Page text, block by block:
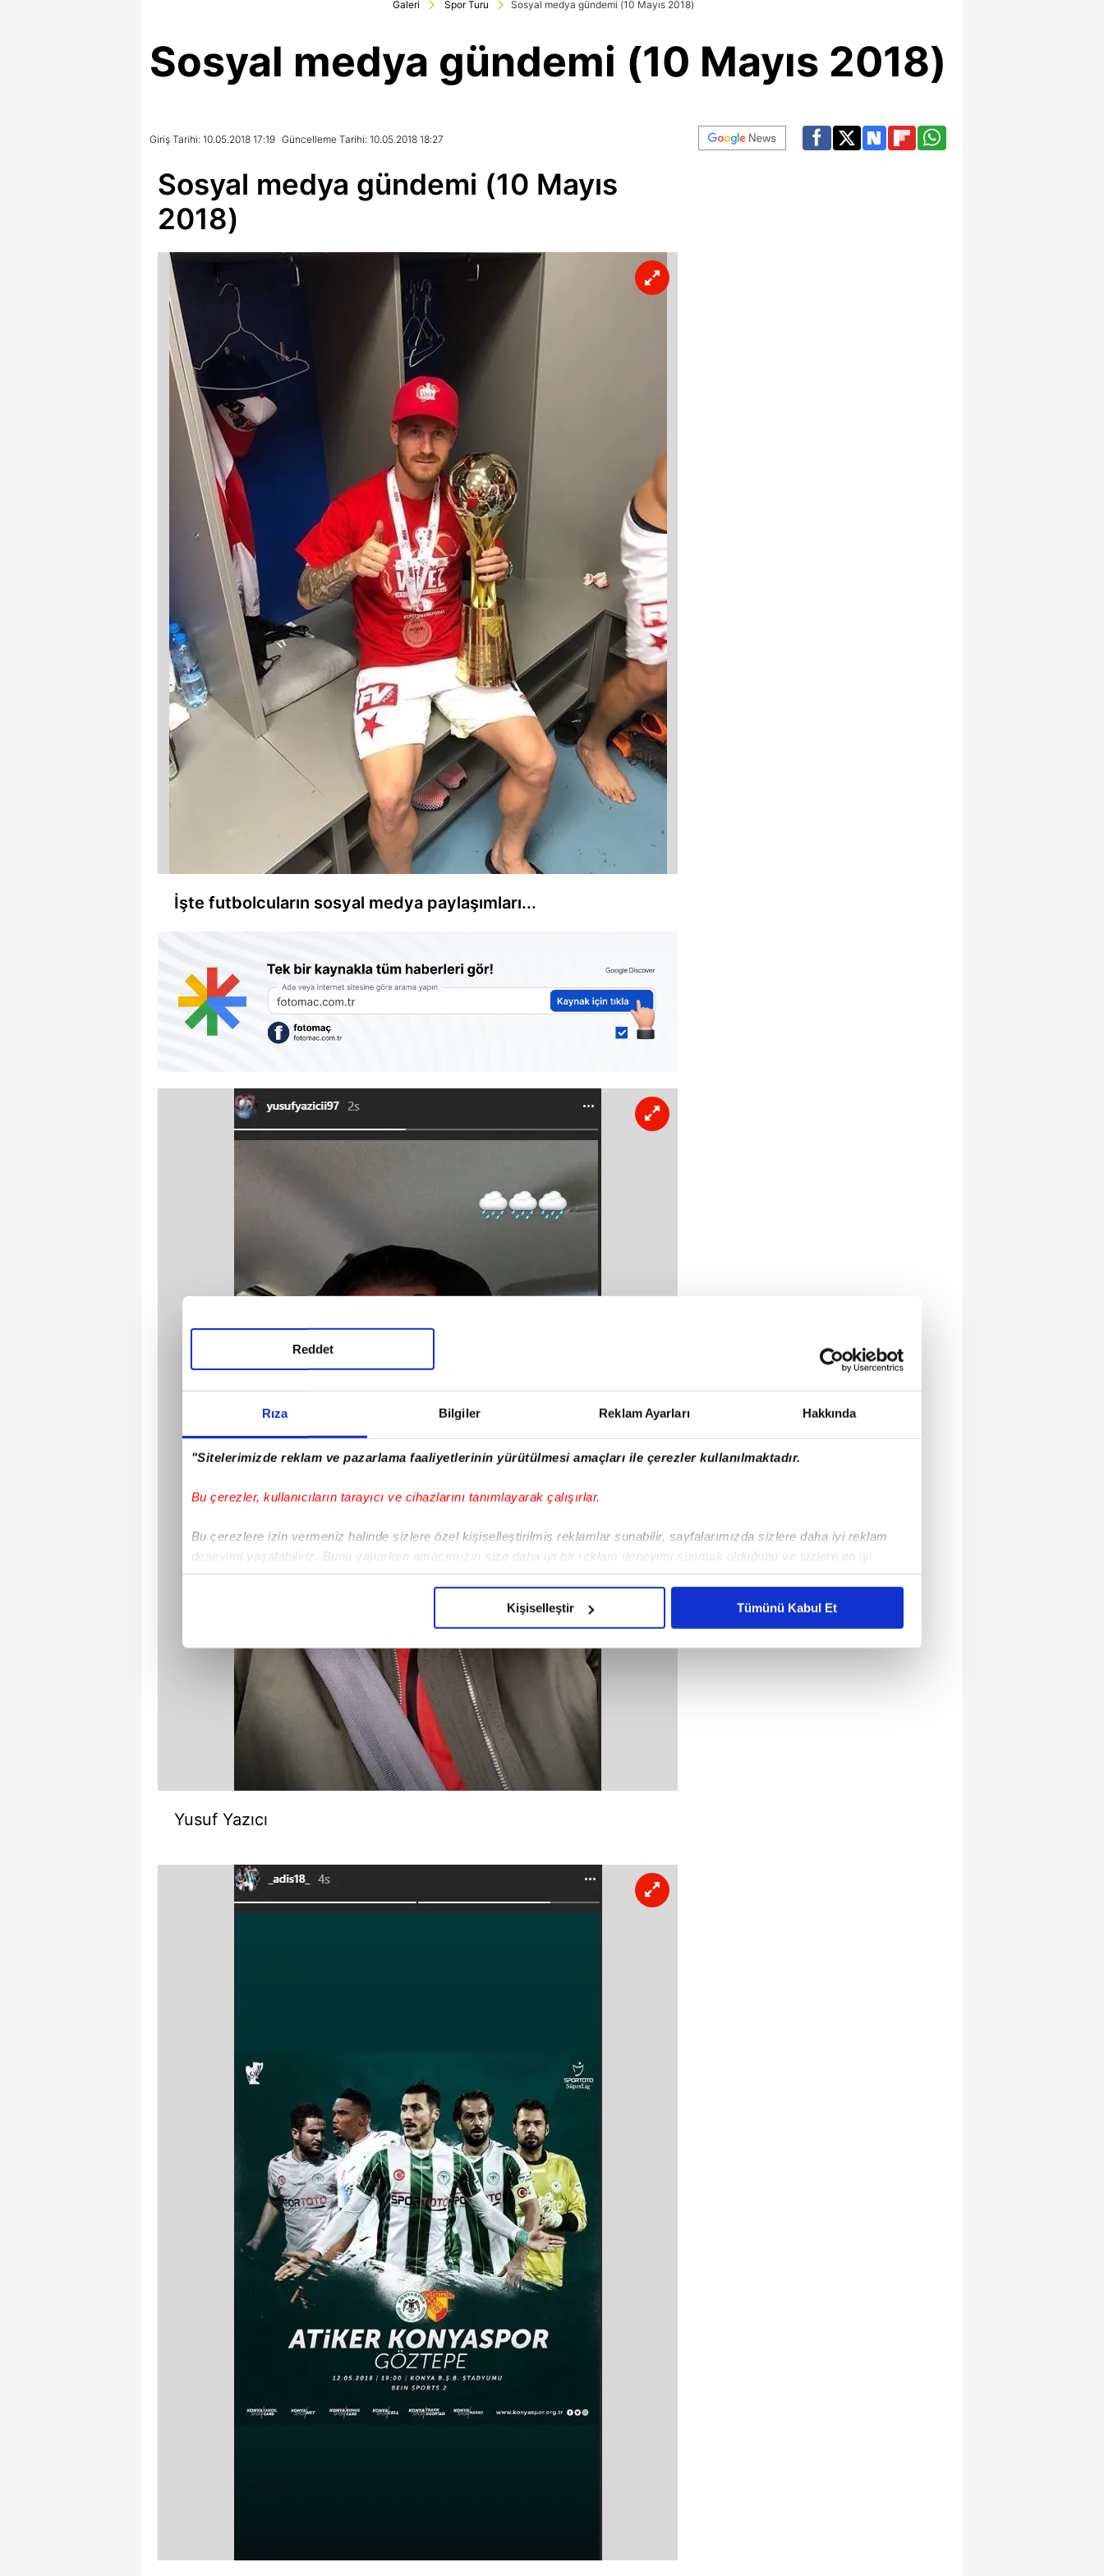
Rıza Bilgiler Reklam Ayarları Hakkında
"Sitelerimizde reklam ve pazarlama faaliyetlerinin yürütülmesi amaçları ile çerezler kullanılmaktadır.
Bu çerezler, kullanıcıların tarayıcı ve cihazlarını tanımlayarak çalışırlar.
Bu çerezlere izin vermeniz halinde sizlere özel kişiselleştirilmiş reklamlar sunabilir, sayfalarımızda sizlere daha iyi reklam
deneyimi yaşatabiliriz. Bunu yaparken amacımızın size daha iyi bir reklam deneyimi sunmak olduğunu ve sizlere en iyi
içerikleri sunabilmek adına elimizden gelen çabayı gösterdiğimizi ve bu noktada, reklamların maliyetlerimizi karşılamak
Sizlere daha iyi bir hizmet sunabilmek için İnternet Sitemizde kendimize ve üçüncü kişilere ait çerezler kullanılmaktadır. Bu
çerezler vasıtasıyla çeşitli kişisel verileriniz işlenmekte olup gerekli olan çerezler bilgi toplumu hizmetlerinin sunulması
amacıyla kullanılmaktadır. Diğer çerezler, sitemizin daha işlevsel kılınması ve kişiselleştirilmesi ve sizlere yönelik
reklam/pazarlama faaliyetlerinin yapılması, amaçlarıyla sınırlı olarak açık rızanız dahilinde kullanılacaktır.
Çerezlere ilişkin tercihlerinizi aşağıda yer alan panel vasıtasıyla belirleyebilirsiniz. Çerezlere ilişkin detaylı bilgi için Ayarlar
butonuna tıklayabilir,Çerez Bilgilendirme Metnimiziziyaret edebilirsiniz.
Reddet
Kişiselleştir Tümünü Kabul Et
Galeri Spor Turu Sosyal medya gündemi (10 Mayıs 2018)
Sosyal medya gündemi (10 Mayıs 2018)
Giriş Tarihi: 10.05.2018 17:19 Güncelleme Tarihi: 10.05.2018 18:27
Sosyal medya gündemi (10 Mayıs
2018)
İşte futbolcuların sosyal medya paylaşımları...
Yusuf Yazıcı